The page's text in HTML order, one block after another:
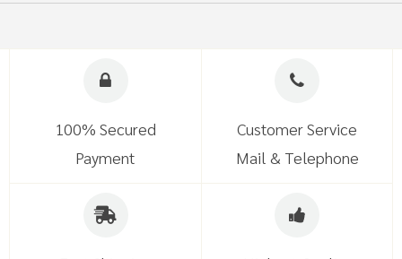
100% Secured
Payment
Customer Service
Mail & Telephone